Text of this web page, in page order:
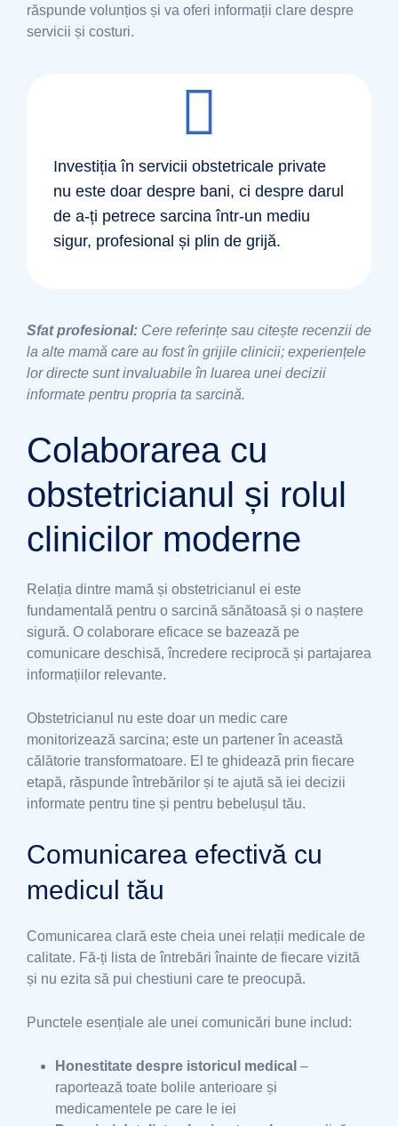
răspunde volunțios și va oferi informații clare despre
servicii și costuri.
Investiția în servicii obstetricale private
nu este doar despre bani, ci despre darul
de a-ți petrece sarcina într-un mediu
sigur, profesional și plin de grijă.
Sfat profesional: Cere referințe sau citește recenzii de
la alte mamă care au fost în grijile clinicii; experiențele
lor directe sunt invaluabile în luarea unei decizii
informate pentru propria ta sarcină.
Colaborarea cu
obstetricianul și rolul
clinicilor moderne
Relația dintre mamă și obstetricianul ei este
fundamentală pentru o sarcină sănătoasă și o naștere
sigură. O colaborare eficace se bazează pe
comunicare deschisă, încredere reciprocă și partajarea
informațiilor relevante.
Obstetricianul nu este doar un medic care
monitorizează sarcina; este un partener în această
călătorie transformatoare. El te ghidează prin fiecare
etapă, răspunde întrebărilor și te ajută să iei decizii
informate pentru tine și pentru bebelușul tău.
Comunicarea efectivă cu
medicul tău
Comunicarea clară este cheia unei relații medicale de
calitate. Fă-ți lista de întrebări înainte de fiecare vizită
și nu ezita să pui chestiuni care te preocupă.
Punctele esențiale ale unei comunicări bune includ:
Honestitate despre istoricul medical –
raportează toate bolile anterioare și
medicamentele pe care le iei